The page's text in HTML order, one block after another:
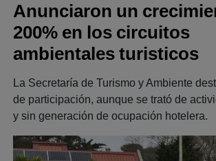
Anunciaron un
200% en los circuitos
ambientales turisticos
La Secretaría de Turismo y Ambiente
de participación, aunque se trató de
y sin generación de ocupación hotelera.